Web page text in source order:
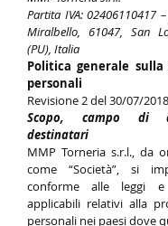
Partita IVA:02406110417–
Miralbello, 61047, San
(PU), Italia
Politica generale
personali
Revisione 2 del 30/07/
Scopo, campo di
destinatari
MMP Torneria s.r.l., da
come “Società”, si
conforme alle leggi
applicabili relativi alla
personali nei paesi dove